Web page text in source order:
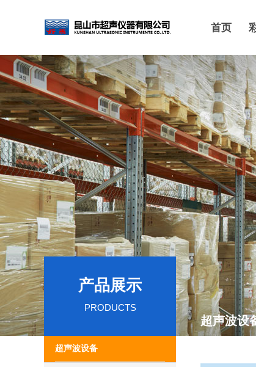
首页
产品展示
PRODUCTS
超声波设备
超声波设